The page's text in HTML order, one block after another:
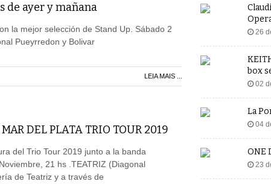
de ayer y mañana
la mejor selección de Stand Up. Sábado 2
Pueyrredon y Bolivar
LEIA MAIS ...
DEL PLATA TRIO TOUR 2019
del Trio Tour 2019 junto a la banda
21 hs .TEATRIZ (Diagonal
de Teatriz y a través de
26
box
02
La
04
ONE
23